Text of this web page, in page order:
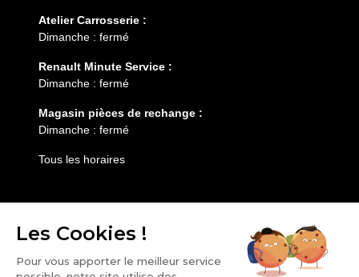
Atelier Carrosserie :
Dimanche : fermé
Renault Minute Service :
Dimanche : fermé
Magasin pièces de rechange :
Dimanche : fermé
Tous les horaires
Entretien
Services
HESS AUTOMOBILE